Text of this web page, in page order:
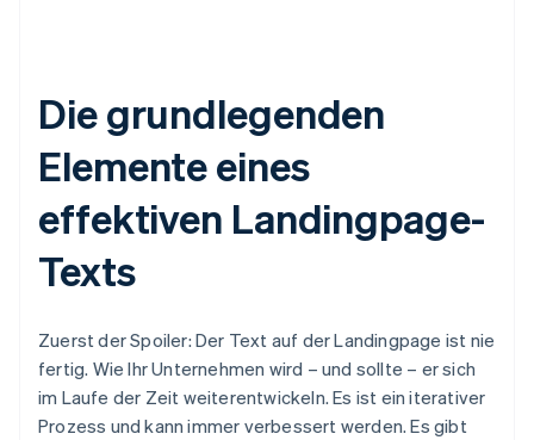
Die grundlegenden
Elemente eines
effektiven Landingpage-
Texts
Zuerst der Spoiler: Der Text auf der Landingpage ist nie
fertig. Wie Ihr Unternehmen wird – und sollte – er sich
im Laufe der Zeit weiterentwickeln. Es ist ein iterativer
Prozess und kann immer verbessert werden. Es gibt